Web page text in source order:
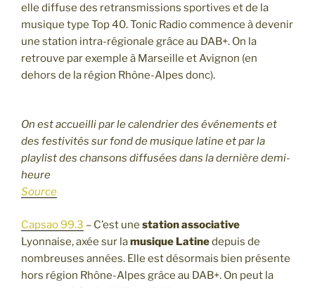
elle diffuse des retransmissions sportives et de la
musique type Top 40. Tonic Radio commence à devenir
une station intra-régionale grâce au DAB+. On la
retrouve par exemple à Marseille et Avignon (en
dehors de la région Rhône-Alpes donc).
On est accueilli par le calendrier des événements et
des festivités sur fond de musique latine et par la
playlist des chansons diffusées dans la dernière demi-
heure
Source
Capsao 99.3 – C’est une station associative
Lyonnaise, axée sur lamusique Latinedepuis de
nombreuses années. Elle est désormais bien présente
hors région Rhône-Alpes grâce au DAB+. On peut la